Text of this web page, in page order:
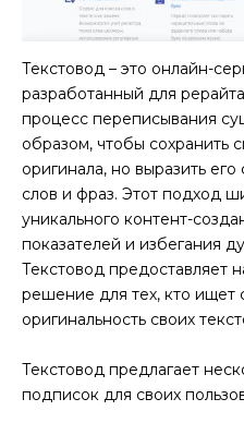
Текстовод – это онлайн-
разработанный для
процесс переписывания
образом, чтобы сохранить
оригинала, но выразить
слов и фраз. Этот подход
уникального контент-
показателей и избегания
Текстовод предоставляет
решение для тех, кто ищет
оригинальность своих
Текстовод предлагает
подписок для своих